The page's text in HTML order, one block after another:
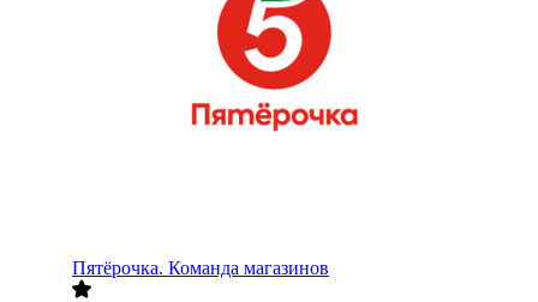
Пятёрочка. Команда магазинов